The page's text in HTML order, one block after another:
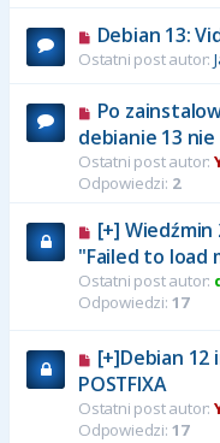
Debian 13:
Ostatni post autor:
Po
debianie 13 nie
Ostatni post autor:
Odpowiedzi: 2
[+]
"Failed to load
Ostatni post autor:
Odpowiedzi: 17
[+]Debian 12
POSTFIXA
Ostatni post autor:
Odpowiedzi: 17